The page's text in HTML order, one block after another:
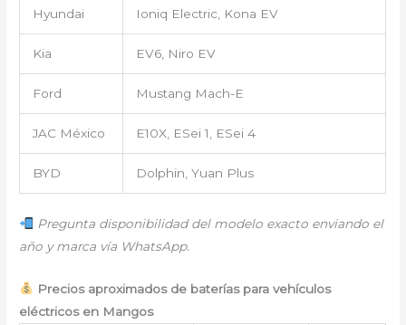
Hyundai Ioniq Electric, Kona EV
Kia EV6, Niro EV
Ford Mustang Mach-E
JAC México E10X, ESei 1, ESei 4
BYD Dolphin, Yuan Plus
Pregunta disponibilidad del modelo exacto enviando el
año y marca vía WhatsApp.
Precios aproximados de baterías para vehículos
eléctricos en Mangos